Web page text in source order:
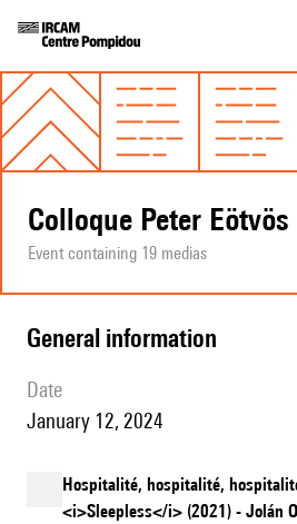
Colloque Peter Eötvös
Event containing 19 medias
general information
date
January 12, 2024
Hospitalité, hospitalité,
<i>Sleepless</i> (2021) - Jolán